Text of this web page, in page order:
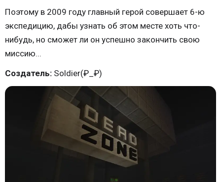
Поэтому в 2009 году главный герой совершает 6-ю
экспедицию, дабы узнать об этом месте хоть что-
нибудь, но сможет ли он успешно закончить свою
миссию...
Создатель: Soldier(₽_₽)